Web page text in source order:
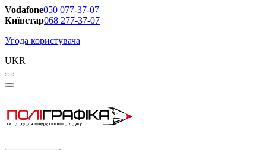
Vodafone050 077-37-07
Київстар068 277-37-07
Угода користувача
UKR